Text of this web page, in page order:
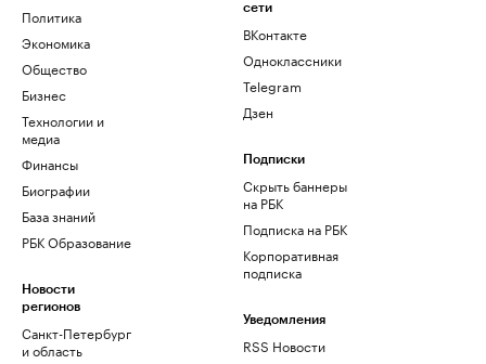
Политика
Экономика
Общество
Бизнес
Технологии и
медиа
Финансы
Биографии
База знаний
РБК Образование
Новости
регионов
Санкт-Петербург
и область
сети
ВКонтакте
Одноклассники
Telegram
Дзен
Подписки
Скрыть баннеры
на РБК
Подписка на РБК
Корпоративная
подписка
Уведомления
RSS Новости